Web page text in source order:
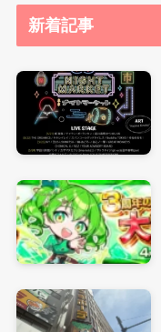
新着記事